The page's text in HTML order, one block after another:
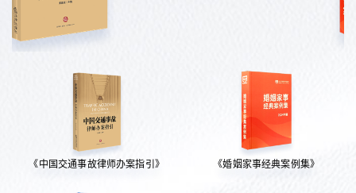
《中国交通事故律师办案指引》 《婚姻家事经典案例集》